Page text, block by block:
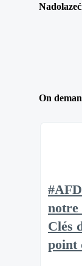
On
notre
Clés
point